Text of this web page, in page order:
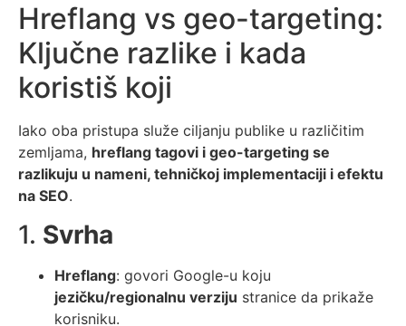
Hreflang vs geo-targeting:
Ključne razlike i kada
koristiš koji
Iako oba pristupa služe ciljanju publike u različitim
zemljama, hreflang tagovi i geo-targeting se
razlikuju u nameni, tehničkoj implementaciji i efektu
na SEO.
1. Svrha
Hreflang: govori Google-u koju
jezičku/regionalnu verziju stranice da prikaže
korisniku.